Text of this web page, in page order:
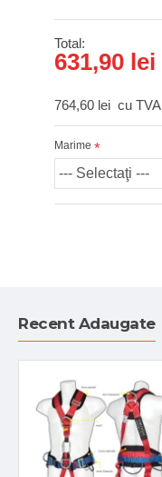
Total:
631,90 lei
764,60 lei cu TVA
Marime
Recent Adaugate